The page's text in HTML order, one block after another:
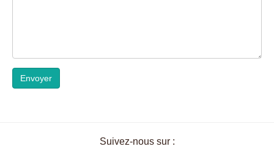
Envoyer
Suivez-nous sur :